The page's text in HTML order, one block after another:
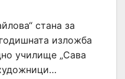
стана за
изложба
училище „Сава